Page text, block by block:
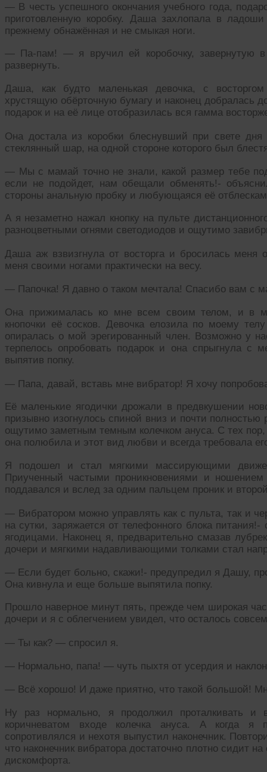
— В честь успешного окончания учебного года,
приготовленную коробку. Даша захлопала в
прежнему обнажённая и не смыкая ноги.
— Па-пам! — я вручил ей коробочку, завернутую
развернуть.
Даша, как будто маленькая девочка, с
хрустящую обёрточную бумагу и наконец добралась
подарок и на её лице отобразилась вся гамма
Она достала из коробки блеснувший при свете дня
стеклянный шар, на одной стороне которого был
— Мы с мамай точно не знали, какой размер тебе
если не подойдет, нам обещали обменять!-
стороны анальную пробку и любующаяся её
А я незаметно нажал кнопку на пульте
разноцветными огнями светодиодов и ощутимо
Даша аж взвизгнула от восторга и бросилась
меня своими ногами практически на весу.
— Папочка! Я давно о таком мечтала! Спасибо вам с
Она прижималась ко мне всем своим телом, и в
кнопочки её сосков. Девочка елозила по моему
опиралась о мой эрегированный член. Возможно у
терпелось опробовать подарок и она спрыгнула с
выпятив попку.
— Папа, давай, вставь мне вибратор! Я хочу
Её маленькие ягодички дрожали в предвкушении
призывно изогнулось спиной вниз и почти
ощутимо заметным темным колечком ануса. С тех
она полюбила и этот вид любви и всегда требовала
Я подошел и стал мягкими массирующими
Приученный частыми проникновениями и
поддавался и вслед за одним пальцем проник и
— Вибратором можно управлять как с пульта, так и
на сутки, заряжается от телефонного блока
ягодицами. Наконец я, предварительно смазав
дочери и мягкими надавливающими толками стал
— Если будет больно, скажи!- предупредил я Дашу,
Она кивнула и еще больше выпятила попку.
Прошло наверное минут пять, прежде чем широкая
дочери и я с облегчением увидел, что осталось
— Ты как? — спросил я.
— Нормально, папа! — чуть пыхтя от усердия и
— Всё хорошо! И даже приятно, что такой большой!
Ну раз нормально, я продолжил проталкивать и
коричневатом входе колечка ануса. А когда я
сопротивлялся и нехотя выпустил наконечник.
что наконечник вибратора достаточно плотно сидит
дискомфорта.